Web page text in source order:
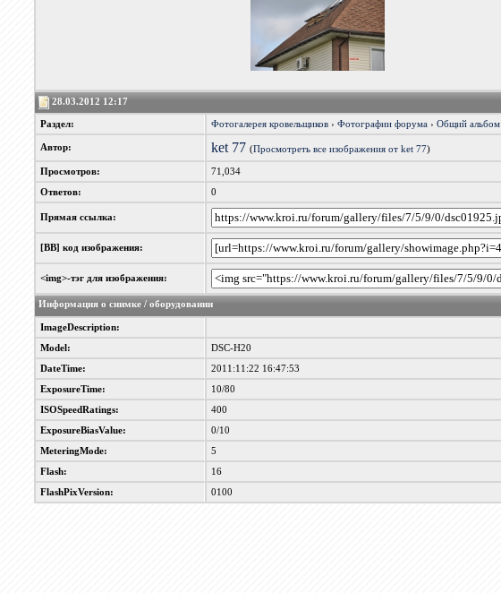
28.03.2012 12:17
Раздел: Фотогалерея кровельщиков ›Фотографии форума ›Общий альбом
Автор: ket 77 (Просмотреть все изображения от ket 77)
Просмотров: 71,034
Ответов: 0
Прямая ссылка:
[BB] код изображения:
<img>-тэг для изображения:
Информация о снимке / оборудовании
ImageDescription:
Model: DSC-H20
DateTime: 2011:11:22 16:47:53
ExposureTime: 10/80
ISOSpeedRatings: 400
ExposureBiasValue: 0/10
MeteringMode: 5
Flash: 16
FlashPixVersion: 0100